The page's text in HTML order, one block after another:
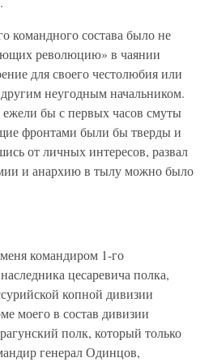
командного состава было не
революцию» в чаянии
для своего честолюбия или
неугодным начальником.
ежели бы с первых часов смуты
фронтами были бы тверды и
от личных интересов, развал
и анархию в тылу можно было
командиром 1-го
цесаревича полка,
копной дивизии
моего в состав дивизии
полк, который только
генерал Одинцов,